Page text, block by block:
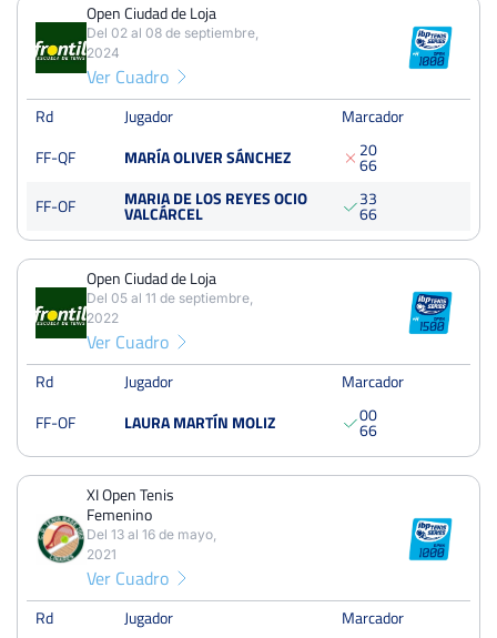
PERDIDOS PARTIDOS
4 7
PERDIDOS SETS
8 7
PERDIDOS JUEGOS GANADOS
116
Open Ciudad de Loja
Del 02 al 08 de septiembre, 2024
Cuartos
225 Puntos
Open Ciudad de Loja
285 Puntos
Tierra
XI Open Tenis Femenino
Del 13 al 16 de mayo, 2021
Dieciseisavos
Tierra
Open Ciudad de Loja
Del 02 al 08 de septiembre,
2024
Ver Cuadro
Rd Jugador
Marcador
FF-QF
MARÍA OLIVER SÁNCHEZ 2
6
0
6
FF-OF
MARIA DE LOS REYES OCIO
VALCÁRCEL
3
6
3
6
Open Ciudad de Loja
Del 05 al 11 de septiembre,
2022
Ver Cuadro
Rd Jugador
Marcador
FF-OF
LAURA MARTÍN MOLIZ 0
6
0
6
XI Open Tenis
Femenino
Del 13 al 16 de mayo,
2021
Ver Cuadro
Rd Jugador
Marcador